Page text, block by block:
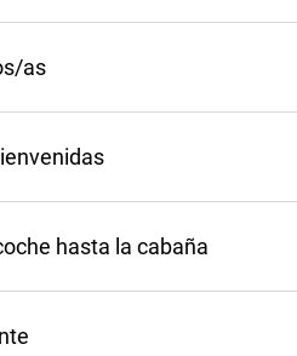
as
hasta la cabaña